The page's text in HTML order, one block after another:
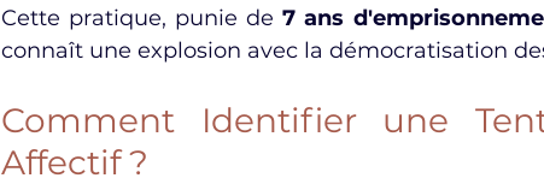
Cette pratique, punie de 7 ans
connaît une explosion avec la démocratisation
Comment Identifier une
Affectif ?